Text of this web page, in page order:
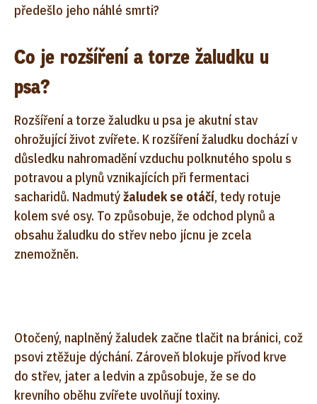
předešlo jeho náhlé smrti?
Co je rozšíření a torze žaludku u
psa?
Rozšíření a torze žaludku u psa je akutní stav
ohrožující život zvířete. K rozšíření žaludku dochází v
důsledku nahromadění vzduchu polknutého spolu s
potravou a plynů vznikajících při fermentaci
sacharidů. Nadmutýžaludek se otáčí, tedy rotuje
kolem své osy. To způsobuje, že odchod plynů a
obsahu žaludku do střev nebo jícnu je zcela
znemožněn.
Otočený, naplněný žaludek začne tlačit na bránici, což
psovi ztěžuje dýchání. Zároveň blokuje přívod krve
do střev, jater a ledvin a způsobuje, že se do
krevního oběhu zvířete uvolňují toxiny.